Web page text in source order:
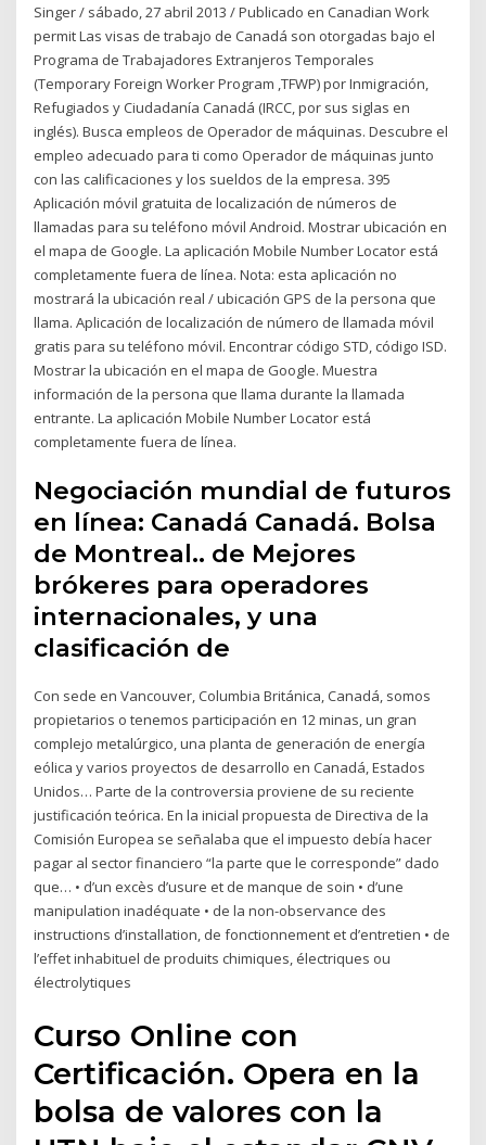
Singer / sábado, 27 abril 2013 / Publicado en Canadian Work
permit Las visas de trabajo de Canadá son otorgadas bajo el
Programa de Trabajadores Extranjeros Temporales
(Temporary Foreign Worker Program ,TFWP) por Inmigración,
Refugiados y Ciudadanía Canadá (IRCC, por sus siglas en
inglés). Busca empleos de Operador de máquinas. Descubre el
empleo adecuado para ti como Operador de máquinas junto
con las calificaciones y los sueldos de la empresa. 395
Aplicación móvil gratuita de localización de números de
llamadas para su teléfono móvil Android. Mostrar ubicación en
el mapa de Google. La aplicación Mobile Number Locator está
completamente fuera de línea. Nota: esta aplicación no
mostrará la ubicación real / ubicación GPS de la persona que
llama. Aplicación de localización de número de llamada móvil
gratis para su teléfono móvil. Encontrar código STD, código ISD.
Mostrar la ubicación en el mapa de Google. Muestra
información de la persona que llama durante la llamada
entrante. La aplicación Mobile Number Locator está
completamente fuera de línea.
Negociación mundial de futuros
en línea: Canadá Canadá. Bolsa
de Montreal.. de Mejores
brókeres para operadores
internacionales, y una
clasificación de
Con sede en Vancouver, Columbia Británica, Canadá, somos
propietarios o tenemos participación en 12 minas, un gran
complejo metalúrgico, una planta de generación de energía
eólica y varios proyectos de desarrollo en Canadá, Estados
Unidos… Parte de la controversia proviene de su reciente
justificación teórica. En la inicial propuesta de Directiva de la
Comisión Europea se señalaba que el impuesto debía hacer
pagar al sector financiero “la parte que le corresponde” dado
que… • d’un excès d’usure et de manque de soin • d’une
manipulation inadéquate • de la non-observance des
instructions d’installation, de fonctionnement et d’entretien • de
l’effet inhabituel de produits chimiques, électriques ou
électrolytiques
Curso Online con
Certificación. Opera en la
bolsa de valores con la